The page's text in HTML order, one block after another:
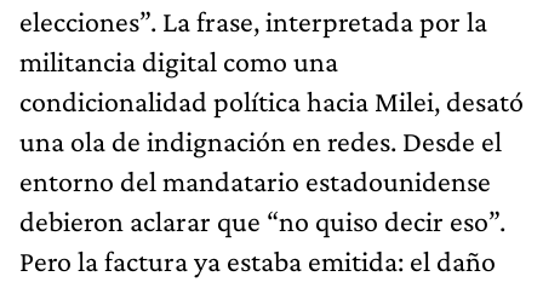
elecciones”. La frase, interpretada por la
militancia digital como una
condicionalidad política hacia Milei, desató
una ola de indignación en redes. Desde el
entorno del mandatario estadounidense
debieron aclarar que “no quiso decir eso”.
Pero la factura ya estaba emitida: el daño